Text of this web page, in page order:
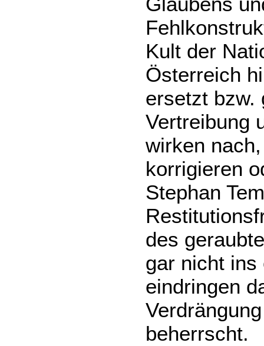
Kult der
Österreich
ersetzt bzw.
Vertreibung
wirken
korrigieren
Stephan
des
gar nicht ins
eindringen
beherrscht.